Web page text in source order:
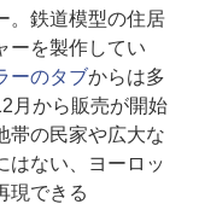
。鉄道模型の住居
ーを製作してい
ーのタブからは多
月から販売が開始
帯の民家や広大な
はない、ヨーロッ
現できる